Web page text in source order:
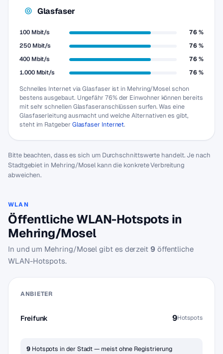
Glasfaser
100 Mbit/s
76 %
250 Mbit/s
76 %
400 Mbit/s
76 %
1.000 Mbit/s
76 %
Schnelles Internet via Glasfaser ist in Mehring/Mosel schon
bestens ausgebaut. Ungefähr 76% der Einwohner können bereits
mit sehr schnellen Glasfaseranschlüssen surfen. Was eine
Glasfaserleitung ausmacht und welche Alternativen es gibt,
steht im Ratgeber Glasfaser Internet.
Bitte beachten, dass es sich um Durchschnittswerte handelt. Je nach
Stadtgebiet in Mehring/Mosel kann die konkrete Verbreitung
abweichen.
WLAN
Öffentliche WLAN-Hotspots in
Mehring/Mosel
In und um Mehring/Mosel gibt es derzeit 9 öffentliche
WLAN-Hotspots.
ANBIETER
Freifunk 9Hotspots
9Hotspots in der Stadt — meist ohne Registrierung